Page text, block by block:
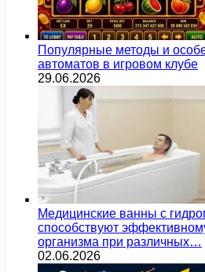
Популярные методы и
автоматов в игровом клубе
29.06.2026
Медицинские ванны с
способствуют
организма при различных…
02.06.2026